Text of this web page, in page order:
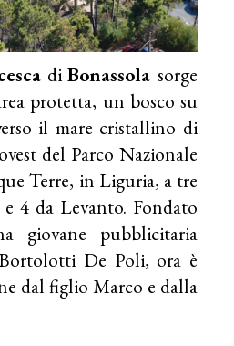
diBonassola sorge
protetta, un bosco su
il mare cristallino di
del Parco Nazionale
Terre, in Liguria, a tre
4 da Levanto. Fondato
giovane pubblicitaria
De Poli, ora è
dal figlio Marco e dalla